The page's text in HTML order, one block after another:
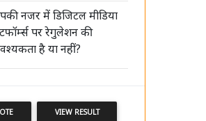
साख बचानी है तो पहले खुद
सम्मान करें: आलोक मेहता
नजर में डिजिटल मीडिया
पर रेगुलेशन की
है या नहीं?
VIEW RESULT